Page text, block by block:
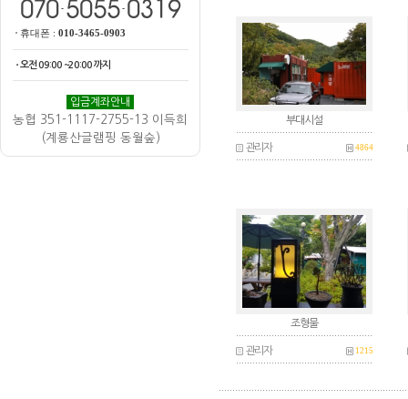
휴대폰 : 010-3465-0903
ㆍ오전 09:00 ~20:00 까지
입금계좌안내
농협 351-1117-2755-13 이득희
(계룡산글램핑 동월숲)
부대시설
관리자 4864
조형물
관리자 1215